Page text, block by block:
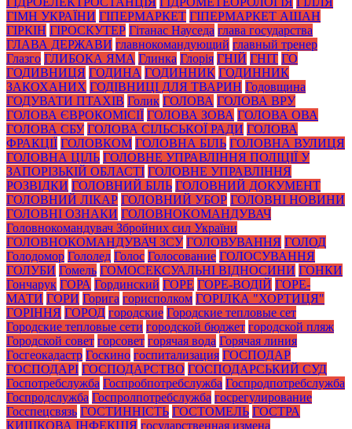
ГІМН УКРАЇНИ ГІПЕРМАРКЕТ ГІПЕРМАРКЕТ АШАН
ГІРКІН ГІРОСКУТЕР Гітанас Науседа глава государства
ГЛАВА ДЕРЖАВИ главнокомандующий главный тренер
Глазго ГЛИБОКА ЯМА Глинка Глорія ГНІЙ ГНІТ ГО
ГОДИВНИЦЯ ГОДИНА ГОДИННИК ГОДИННИК
ЗАКОХАНИХ ГОДІВНИЦІ ДЛЯ ТВАРИН Годовщина
ГОДУВАТИ ПТАХІВ Голик ГОЛОВА ГОЛОВА ВРУ
ГОЛОВА ЄВРОКОМІСІЇ ГОЛОВА ЗОВА ГОЛОВА ОВА
ГОЛОВА СБУ ГОЛОВА СІЛЬСЬКОЇ РАДИ ГОЛОВА
ФРАКЦІЇ ГОЛОВКОМ ГОЛОВНА БІЛЬ ГОЛОВНА ВУЛИЦЯ
ГОЛОВНА ЦІЛЬ ГОЛОВНЕ УПРАВЛІННЯ ПОЛІЦІЇ У
ЗАПОРІЗЬКІЙ ОБЛАСТІ ГОЛОВНЕ УПРАВЛІННЯ
РОЗВІДКИ ГОЛОВНИЙ БІЛЬ ГОЛОВНИЙ ДОКУМЕНТ
ГОЛОВНИЙ ЛІКАР ГОЛОВНИЙ УБОР ГОЛОВНІ НОВИНИ
ГОЛОВНІ ОЗНАКИ ГОЛОВНОКОМАНДУВАЧ
Головнокомандувач Збройних сил України
ГОЛОВНОКОМАНДУВАЧ ЗСУ ГОЛОВУВАННЯ ГОЛОД
Голодомор Гололед Голос Голосование ГОЛОСУВАННЯ
ГОЛУБИ Гомель ГОМОСЕКСУАЛЬНІ ВІДНОСИНИ ГОНКИ
Гончарук ГОРА Гординский ГОРЕ ГОРЕ-ВОДІЙ ГОРЕ-
МАТИ ГОРИ Горига горисполком ГОРІЛКА "ХОРТИЦЯ"
ГОРІННЯ ГОРОД городские Городские тепловые сет
Городские тепловые сети городской бюджет городской пляж
Городской совет горсовет горячая вода Горячая линия
Госгеокадастр Госкино госпитализация ГОСПОДАР
ГОСПОДАРІ ГОСПОДАРСТВО ГОСПОДАРСЬКИЙ СУД
Госпотребслужба Госпробпотребслужба Госпродпотребслужба
Госпродслужба Госпролпотребслужба госрегулирование
Госспецсвязь ГОСТИННІСТЬ ГОСТОМЕЛЬ ГОСТРА
КИШКОВА ІНФЕКЦІЯ государственная измена